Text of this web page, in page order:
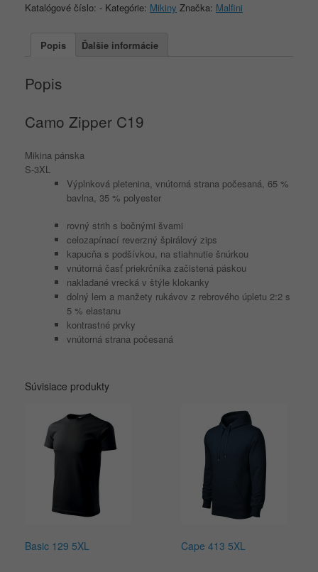
S-
Katalógové číslo: - Kategórie: Mikiny Značka: Malfini
Popis Ďalšie informácie
Popis
Camo Zipper C19
Mikina pánska
S-3XL
Výplnková pletenina, vnútorná strana počesaná, 65 %
bavlna, 35 % polyester
rovný strih s bočnými švami
celozapínací reverzný špirálový zips
kapucňa s podšívkou, na stiahnutie šnúrkou
vnútorná časť priekrčníka začistená páskou
nakladané vrecká v štýle klokanky
dolný lem a manžety rukávov z rebrového úpletu 2:2 s
5 % elastanu
kontrastné prvky
vnútorná strana počesaná
Súvisiace produkty
Basic 129 5XL Cape 413 5XL